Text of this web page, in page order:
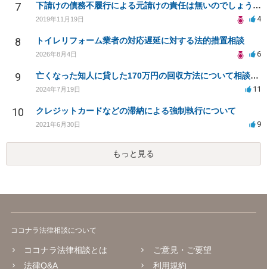
7 下請けの債務不履行による元請けの責任は無いのでしょうか？
2019年11月19日 4
8 トイレリフォーム業者の対応遅延に対する法的措置相談
2026年8月4日 6
9 亡くなった知人に貸した170万円の回収方法について相談したい
2024年7月19日 11
10 クレジットカードなどの滞納による強制執行について
2021年6月30日 9
もっと見る
ココナラ法律相談について
ココナラ法律相談とは
法律Q&A
ご意見・ご要望
利用規約